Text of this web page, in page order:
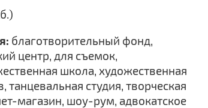
благотворительный фонд,
центр, для съемок,
школа, художественная
танцевальная студия, творческая
магазин, шоу-рум, адвокатское